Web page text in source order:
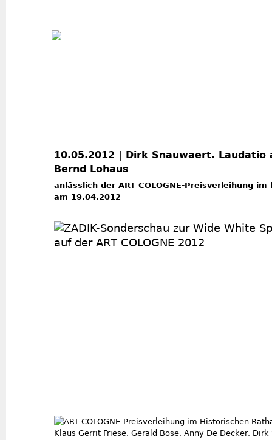
10.05.2012 | Dirk Snauwaert. Laudatio
Bernd Lohaus
anlässlich der ART COLOGNE-Preisverleihung
am 19.04.2012